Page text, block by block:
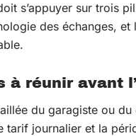
s’appuyer sur trois
des échanges, et
à réunir avant
du garagiste ou du
tarif journalier et la